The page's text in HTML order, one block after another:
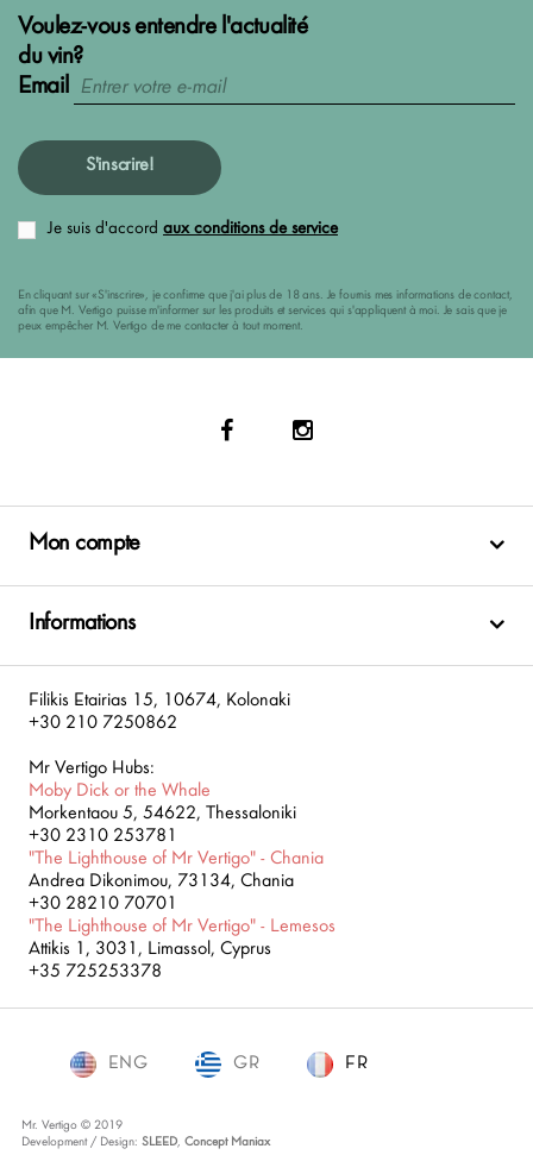
Voulez-vous entendre l'actualité
du vin?
Email
S'inscrire!
Je suis d'accord aux conditions de service
En cliquant sur «S'inscrire», je confirme que j'ai plus de 18 ans. Je fournis mes informations de contact,
afin que M. Vertigo puisse m'informer sur les produits et services qui s'appliquent à moi. Je sais que je
peux empêcher M. Vertigo de me contacter à tout moment.
Mon compte
Informations
Filikis Etairias 15, 10674, Kolonaki
+30 210 7250862
Mr Vertigo Hubs:
Moby Dick or the Whale
Morkentaou 5, 54622, Thessaloniki
+30 2310 253781
"The Lighthouse of Mr Vertigo" - Chania
Andrea Dikonimou, 73134, Chania
+30 28210 70701
"The Lighthouse of Mr Vertigo" - Lemesos
Attikis 1, 3031, Limassol, Cyprus
+35 725253378
ENG GR FR
Mr. Vertigo © 2019
Development / Design: SLEED, Concept Maniax